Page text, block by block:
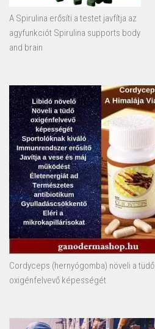
A Spirulina erősíti a testet javfítja az
agyfunkciót Spirulina supports body
and brain
Cordyceps (hernyógomba) növeli a tüdő
oxigénfelvevő képességét